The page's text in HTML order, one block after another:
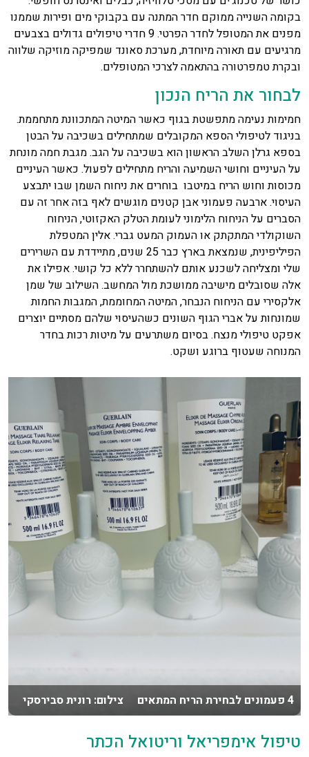
בקומה השנייה ממוקם חדר המתנה עם בקבוקי מים ופירות שממנו
מפנים את המטופל לחדר הפרטי. 9 חדרי טיפולים גדולים בצבעים
מרגיעים עם תאורה מיוחדת, מערכת סאונד שמפיקה מוזיקה שלווה
ובקרת טמפרטורה בהתאמה לצרכי המטופלים.
לבחור את הריח הנכון
חמימות נעימה מתפשטת בגוף כאשר המיטה המתכוונת מתחממת.
בניגוד לטיפולי הספא המקובלים שמתחילים בשכיבה על הבטן
בספא גרלן השלב הראשון הוא בשכיבה על הגב. מגבת חמה מונחת
על העיניים וחושי השמיעה והריח מתחילים לפעול. כאשר העיניים
מכוסות וחוש הריח במיטבו בוחרים את ניחוח השמן שבו יתבצע
העיסוי. ארבעה פעמוני אבן קטנים מוגשים לאף בזה אחר זה עם
הסברים על הניחוח הלימוני לעומת הטלק האקזוטי, הניחוח
השוקולדי המתקתק או העמוק המעט גברי. אלין המטפלת
הפיליפינית, שנמצאת בארץ כבר 25 שנים, מתיידדת עם השרירים
שלי ומצליחה לשכנע אותם להשתחרר ללא כל קושי. אפילו את
אלה שסובלים מישיבה ממושכת מול המחשב. השילוב של שמן
אלקסירי עם הניחוח הנבחר, המיטה המחוממת, המגבות החמות
שמונחות על אברי הגוף השונים כשהעיסוי שלהם מסתיים יוצרים
אפקט טיפולי מנצח. בסיום משתרעים על מיטות רכות בחדר
המנוחה שעטוף ברוגע ושקט.
4 פעמונים לבחירת הריח המתאים צילום: רונית סבירסקי
טיפול אימפריאל וריטואל הכתר